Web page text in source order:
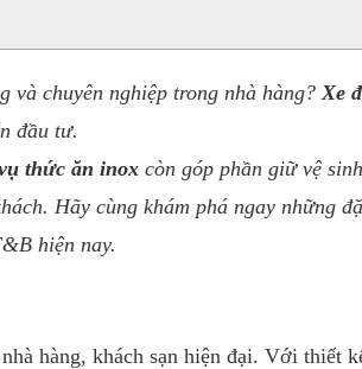
và chuyên nghiệp trong nhà hàng?Xe
đầu tư.
thức ăn inox còn góp phần giữ vệ
Hãy cùng khám phá ngay những
hiện nay.
hàng, khách sạn hiện đại. Với thiết